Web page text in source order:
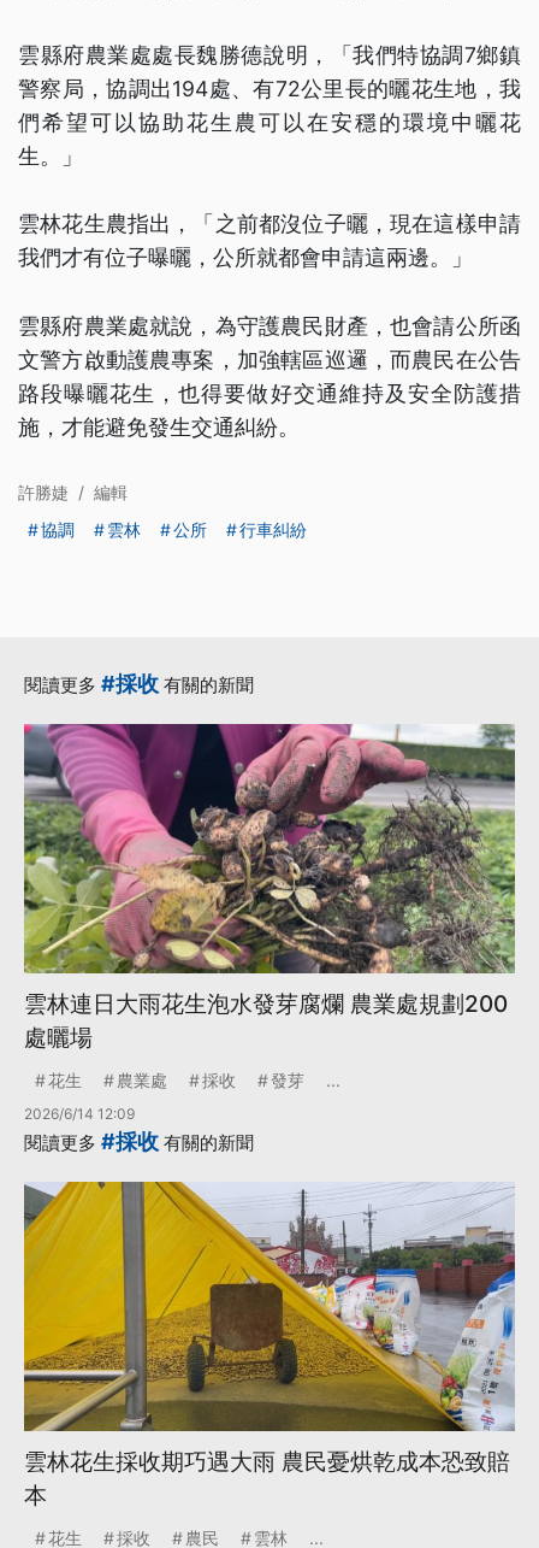
雲縣府農業處處長魏勝德說明，「我們特協調7鄉鎮
警察局，協調出194處、有72公里長的曬花生地，我
們希望可以協助花生農可以在安穩的環境中曬花
生。」
雲林花生農指出，「之前都沒位子曬，現在這樣申請
我們才有位子曝曬，公所就都會申請這兩邊。」
雲縣府農業處就說，為守護農民財產，也會請公所函
文警方啟動護農專案，加強轄區巡邏，而農民在公告
路段曝曬花生，也得要做好交通維持及安全防護措
施，才能避免發生交通糾紛。
許勝婕 / 編輯
協調
雲林 公所 行車糾紛
閱讀更多 #採收 有關的新聞
雲林連日大雨花生泡水發芽腐爛 農業處規劃200
處曬場
花生 農業處 採收 發芽 ...
2026/6/14 12:09
閱讀更多 #採收 有關的新聞
雲林花生採收期巧遇大雨 農民憂烘乾成本恐致賠
本
花生 採收 農民 雲林 ...